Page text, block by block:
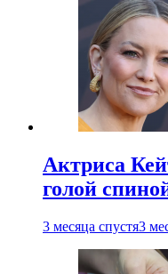
Актриса
голой
3 месяца спустя3